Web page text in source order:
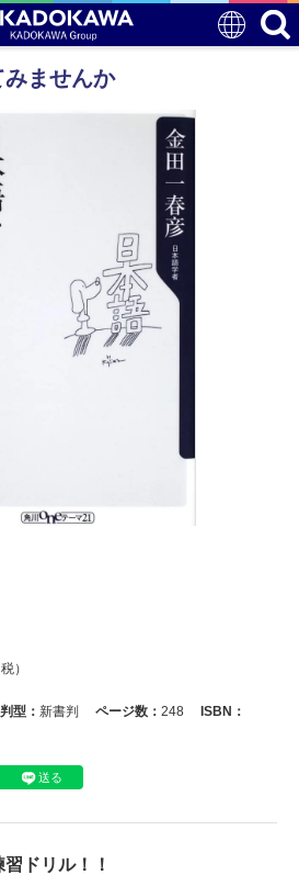
みませんか
）
判型： 新書判 ページ数： 248
ISBN：
送る
ドリル！！